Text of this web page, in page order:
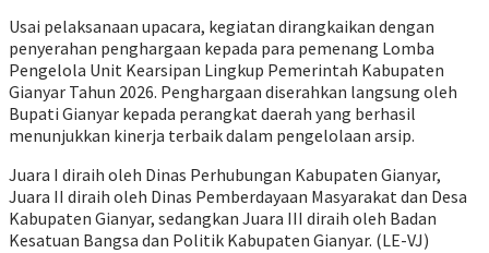
Usai pelaksanaan upacara, kegiatan dirangkaikan dengan
penyerahan penghargaan kepada para pemenang Lomba
Pengelola Unit Kearsipan Lingkup Pemerintah Kabupaten
Gianyar Tahun 2026. Penghargaan diserahkan langsung oleh
Bupati Gianyar kepada perangkat daerah yang berhasil
menunjukkan kinerja terbaik dalam pengelolaan arsip.
Juara I diraih oleh Dinas Perhubungan Kabupaten Gianyar,
Juara II diraih oleh Dinas Pemberdayaan Masyarakat dan Desa
Kabupaten Gianyar, sedangkan Juara III diraih oleh Badan
Kesatuan Bangsa dan Politik Kabupaten Gianyar. (LE-VJ)